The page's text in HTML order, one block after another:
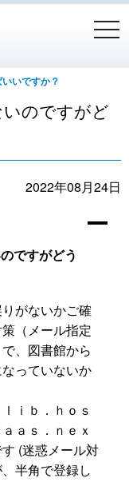
いですか？
のですがど
2022年08月24日
A
ですがどう
がないかご確
（メール指定
、図書館から
っていないか
ｉｂ．ｈｏｓ
ａｓ．ｎｅｘ
(迷惑メール対
半角で登録し